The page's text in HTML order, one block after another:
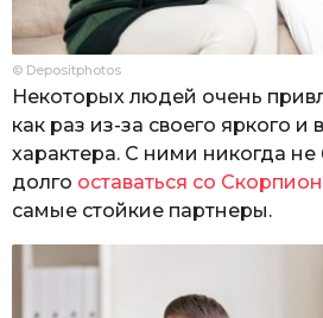
© Depositphotos
Некоторых людей очень
как раз из-за своего яркого и
характера. С ними никогда не
долго оставаться со
самые стойкие партнеры.